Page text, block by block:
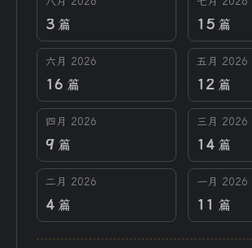
3 篇 15 篇
六月 2026
16 篇
五月 2026
12 篇
四月 2026
9 篇
三月 2026
14 篇
二月 2026
4 篇
一月 2026
11 篇